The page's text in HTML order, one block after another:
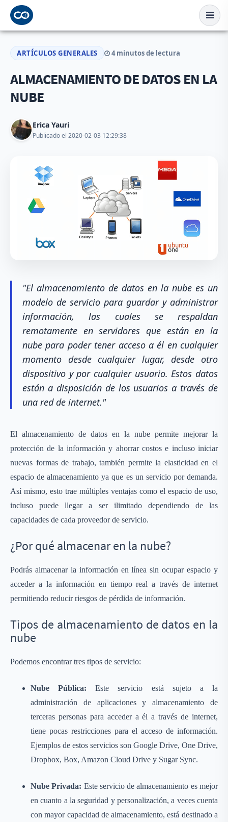
ARTÍCULOS GENERALES 4 minutos de lectura
ALMACENAMIENTO DE DATOS EN LA
NUBE
Erica Yauri
Publicado el 2020-02-03 12:29:38
"El almacenamiento de datos en la nube es un
modelo de servicio para guardar y administrar
información, las cuales se respaldan
remotamente en servidores que están en la
nube para poder tener acceso a él en cualquier
momento desde cualquier lugar, desde otro
dispositivo y por cualquier usuario. Estos datos
están a disposición de los usuarios a través de
una red de internet."
El almacenamiento de datos en la nube permite mejorar la
protección de la información y ahorrar costos e incluso iniciar
nuevas formas de trabajo, también permite la elasticidad en el
espacio de almacenamiento ya que es un servicio por demanda.
Así mismo, esto trae múltiples ventajas como el espacio de uso,
incluso puede llegar a ser ilimitado dependiendo de las
capacidades de cada proveedor de servicio.
¿Por qué almacenar en la nube?
Podrás almacenar la información en línea sin ocupar espacio y
acceder a la información en tiempo real a través de internet
permitiendo reducir riesgos de pérdida de información.
Tipos de almacenamiento de datos en la
nube
Podemos encontrar tres tipos de servicio:
Nube Pública:Este servicio está sujeto a la
administración de aplicaciones y almacenamiento de
terceras personas para acceder a él a través de internet,
tiene pocas restricciones para el acceso de información.
Ejemplos de estos servicios son Google Drive, One Drive,
Dropbox, Box, Amazon Cloud Drive y Sugar Sync.
Nube Privada: Este servicio de almacenamiento es mejor
en cuanto a la seguridad y personalización, a veces cuenta
con mayor capacidad de almacenamiento, está destinado a